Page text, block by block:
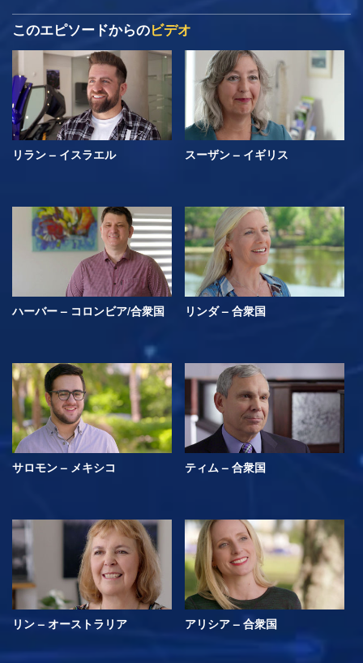
このエピソードからのビデオ
リラン – イスラエル スーザン – イギリス
ハーバー – コロンビア/合衆国 リンダ – 合衆国
サロモン – メキシコ ティム – 合衆国
リン – オーストラリア アリシア – 合衆国